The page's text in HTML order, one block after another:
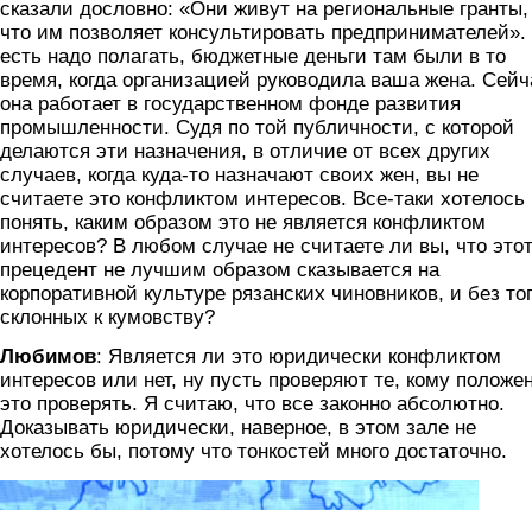
сказали дословно: «Они живут на региональные гранты,
что им позволяет консультировать предпринимателей».
есть надо полагать, бюджетные деньги там были в то
время, когда организацией руководила ваша жена.
она работает в государственном фонде развития
промышленности. Судя по той публичности, с которой
делаются эти назначения, в отличие от всех других
случаев, когда куда-то назначают своих жен, вы не
считаете это конфликтом интересов. Все-таки
понять, каким образом это не является конфликтом
интересов? В любом случае не считаете ли вы, что этот
прецедент не лучшим образом сказывается на
корпоративной культуре рязанских чиновников, и без
склонных к кумовству?
Любимов: Является ли это юридически конфликтом
интересов или нет, ну пусть проверяют те, кому
это проверять. Я считаю, что все законно абсолютно.
Доказывать юридически, наверное, в этом зале не
хотелось бы, потому что тонкостей много достаточно.
lyubimov.png